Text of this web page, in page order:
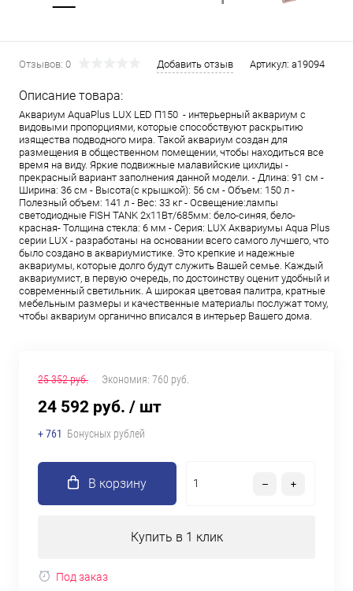
Отзывов: 0 Добавить отзыв Артикул: a19094
Описание товара:
Аквариум AquaPlus LUX LED П150 - интерьерный аквариум с
видовыми пропорциями, которые способствуют раскрытию
изящества подводного мира. Такой аквариум создан для
размещения в общественном помещении, чтобы находиться все
время на виду. Яркие подвижные малавийские цихлиды -
прекрасный вариант заполнения данной модели. - Длина: 91 см -
Ширина: 36 см - Высота(с крышкой): 56 см - Объем: 150 л -
Полезный объем: 141 л - Вес: 33 кг - Освещение:лампы
светодиодные FISH TANK 2х11Вт/685мм: бело-синяя, бело-
красная- Толщина стекла: 6 мм - Серия: LUX Аквариумы Aqua Plus
серии LUX - разработаны на основании всего самого лучшего, что
было создано в аквариумистике. Это крепкие и надежные
аквариумы, которые долго будут служить Вашей семье. Каждый
аквариумист, в первую очередь, по достоинству оценит удобный и
современный светильник. А широкая цветовая палитра, кратные
мебельным размеры и качественные материалы послужат тому,
чтобы аквариум органично вписался в интерьер Вашего дома.
25 352 руб. Экономия: 760 руб.
24 592 руб. / шт
+ 761 Бонусных рублей
В корзину
Купить в 1 клик
Под заказ